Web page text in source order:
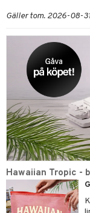
Gäller tom. 2026-08-
Hawaiian Tropic -